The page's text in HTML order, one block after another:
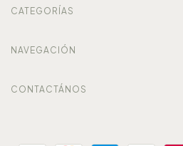
CATEGORÍAS
NAVEGACIÓN
CONTACTÁNOS